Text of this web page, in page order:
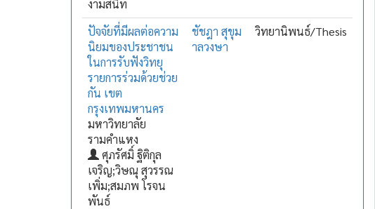
งามสนิท
ปัจจัยที่มีผลต่อความ
นิยมของประชาชน
ในการรับฟังวิทยุ
รายการร่วมด้วยช่วย
กัน เขต
กรุงเทพมหานคร
มหาวิทยาลัย
รามคำแหง
ศุภรัศมิ์ ฐิติกุล
เจริญ;วิษณุ สุวรรณ
เพิ่ม;สมภพ โรจน
พันธ์
ชัชฎา สุขุม
าลวงษา
วิทยานิพนธ์/Thesis